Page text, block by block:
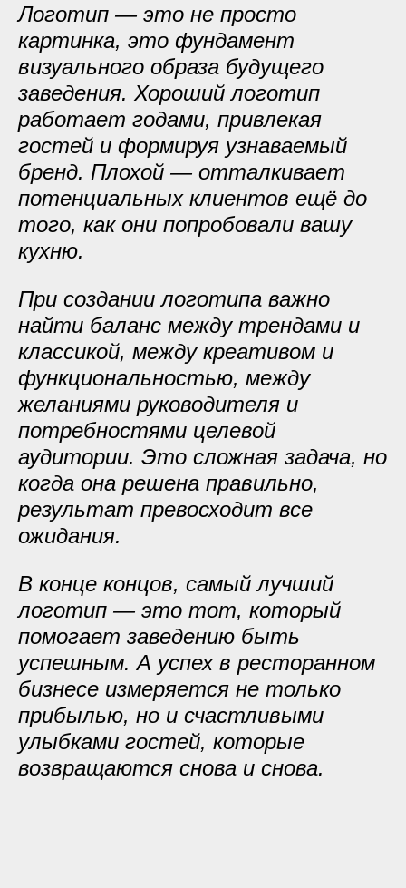
Логотип — это не просто
картинка, это фундамент
визуального образа будущего
заведения. Хороший логотип
работает годами, привлекая
гостей и формируя узнаваемый
бренд. Плохой — отталкивает
потенциальных клиентов ещё до
того, как они попробовали вашу
кухню.
При создании логотипа важно
найти баланс между трендами и
классикой, между креативом и
функциональностью, между
желаниями руководителя и
потребностями целевой
аудитории. Это сложная задача, но
когда она решена правильно,
результат превосходит все
ожидания.
В конце концов, самый лучший
логотип — это тот, который
помогает заведению быть
успешным. А успех в ресторанном
бизнесе измеряется не только
прибылью, но и счастливыми
улыбками гостей, которые
возвращаются снова и снова.